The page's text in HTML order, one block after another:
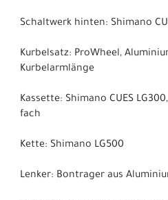
Schaltwerk hinten: Shimano
Kurbelsatz: ProWheel,
Kurbelarmlänge
Kassette: Shimano CUES LG300,
fach
Kette: Shimano LG500
Lenker: Bontrager aus